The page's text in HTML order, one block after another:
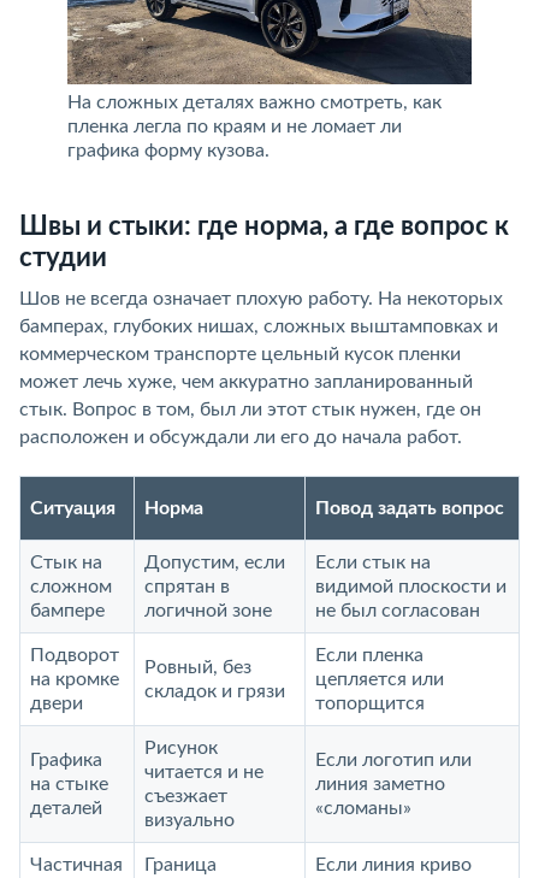
На сложных деталях важно смотреть, как
пленка легла по краям и не ломает ли
графика форму кузова.
Швы и стыки: где норма, а где вопрос к
студии
Шов не всегда означает плохую работу. На некоторых
бамперах, глубоких нишах, сложных выштамповках и
коммерческом транспорте цельный кусок пленки
может лечь хуже, чем аккуратно запланированный
стык. Вопрос в том, был ли этот стык нужен, где он
расположен и обсуждали ли его до начала работ.
Ситуация Норма Повод задать вопрос
Стык на
сложном
бампере
Допустим, если
спрятан в
логичной зоне
Если стык на
видимой плоскости и
не был согласован
Подворот
на кромке
двери
Ровный, без
складок и грязи
Если пленка
цепляется или
топорщится
Графика
на стыке
деталей
Рисунок
читается и не
съезжает
визуально
Если логотип или
линия заметно
«сломаны»
Частичная
Граница
Если линия криво